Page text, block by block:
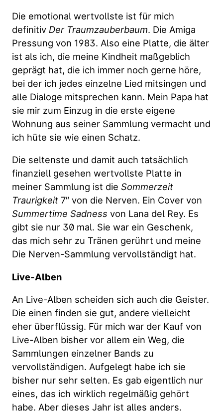
Die emotional wertvollste ist für mich
definitiv Der Traumzauberbaum. Die Amiga
Pressung von 1983. Also eine Platte, die älter
ist als ich, die meine Kindheit maßgeblich
geprägt hat, die ich immer noch gerne höre,
bei der ich jedes einzelne Lied mitsingen und
alle Dialoge mitsprechen kann. Mein Papa hat
sie mir zum Einzug in die erste eigene
Wohnung aus seiner Sammlung vermacht und
ich hüte sie wie einen Schatz.
Die seltenste und damit auch tatsächlich
finanziell gesehen wertvollste Platte in
meiner Sammlung ist dieSommerzeit
Traurigkeit 7″ von die Nerven. Ein Cover von
Summertime Sadness von Lana del Rey. Es
gibt sie nur 30 mal. Sie war ein Geschenk,
das mich sehr zu Tränen gerührt und meine
Die Nerven-Sammlung vervollständigt hat.
Live-Alben
An Live-Alben scheiden sich auch die Geister.
Die einen finden sie gut, andere vielleicht
eher überflüssig. Für mich war der Kauf von
Live-Alben bisher vor allem ein Weg, die
Sammlungen einzelner Bands zu
vervollständigen. Aufgelegt habe ich sie
bisher nur sehr selten. Es gab eigentlich nur
eines, das ich wirklich regelmäßig gehört
habe. Aber dieses Jahr ist alles anders.